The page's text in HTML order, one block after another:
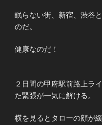
眠らない街、新宿、渋谷
のだ。
健康なのだ！
２日間の甲府駅前路上ラ
た緊張が一気に解ける。
横を見るとタローの顔が